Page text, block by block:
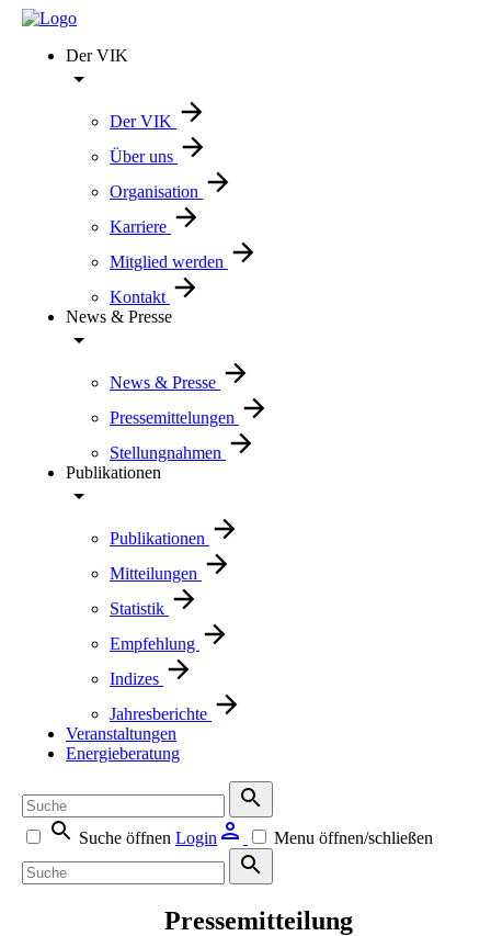
Der VIK
Der VIK
Über uns
Organisation
Karriere
Mitglied werden
Kontakt
News & Presse
News & Presse
Pressemittelungen
Stellungnahmen
Publikationen
Publikationen
Mitteilungen
Statistik
Empfehlung
Indizes
Jahresberichte
Veranstaltungen
Energieberatung
Suche öffnen Login Menu öffnen/schließen
Pressemitteilung